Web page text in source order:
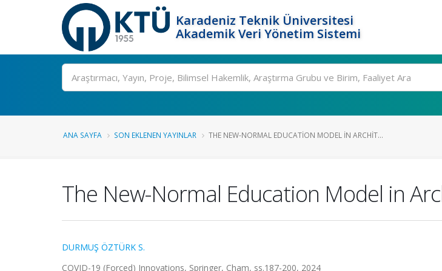
Karadeniz Teknik Üniversitesi
Akademik Veri Yönetim Sistemi
Ara
ANA SAYFA SON EKLENEN YAYINLAR THE NEW-NORMAL EDUCATION MODEL IN ARCHIT...
The New-Normal Education Model in
DURMUŞ ÖZTÜRK S.
COVID-19 (Forced) Innovations, Springer, Cham, ss.187-200, 2024